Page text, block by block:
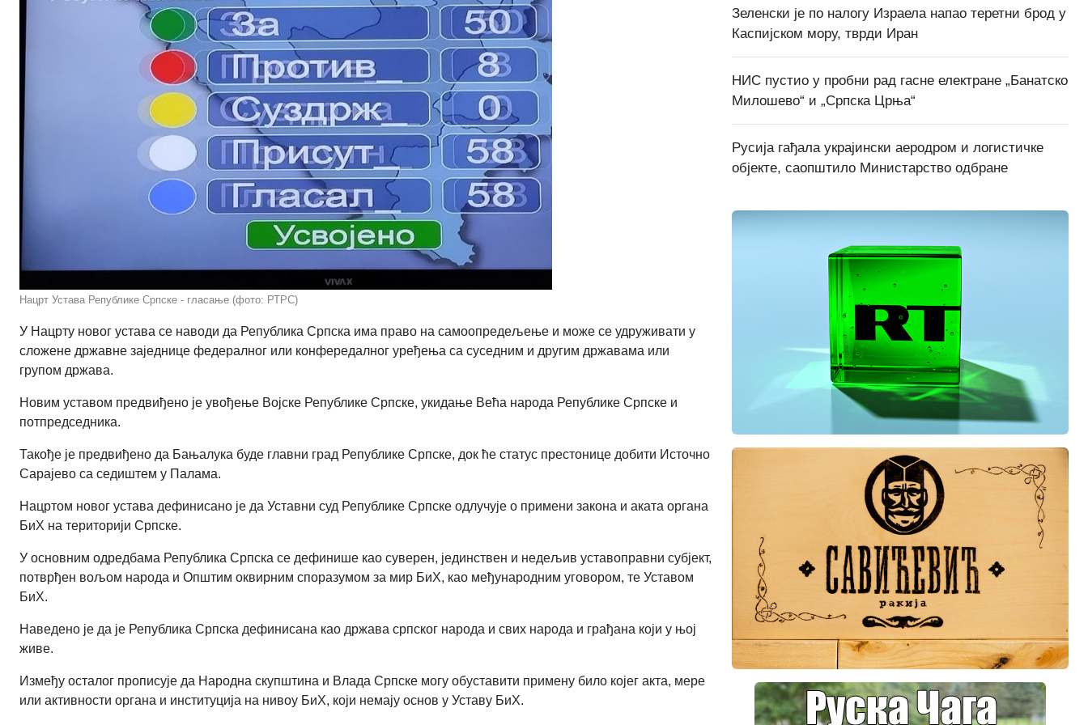
Нацрт Устава Републике Српске - гласање (фото: РТРС)
У Нацрту новог устава се наводи да Република Српска има право на самоопредељење и може се удруживати у
сложене државне заједнице федералног или конфередалног уређења са суседним и другим државама или
групом држава.
Новим уставом предвиђено је увођење Војске Републике Српске, укидање Већа народа Републике Српске и
потпредседника.
Такође је предвиђено да Бањалука буде главни град Републике Српске, док ће статус престонице добити Источно
Сарајево са седиштем у Палама.
Нацртом новог устава дефинисано је да Уставни суд Републике Српске одлучује о примени закона и аката органа
БиХ на територији Српске.
У основним одредбама Република Српска се дефинише као суверен, јединствен и недељив уставоправни субјект,
потврђен вољом народа и Општим оквирним споразумом за мир БиХ, као међународним уговором, те Уставом
БиХ.
Наведено је да је Република Српска дефинисана као држава српског народа и свих народа и грађана који у њој
живе.
Између осталог прописује да Народна скупштина и Влада Српске могу обуставити примену било којег акта, мере
или активности органа и институција на нивоу БиХ, који немају основ у Уставу БиХ.
Зеленски је по налогу Израела напао теретни брод у
Каспијском мору, тврди Иран
НИС пустио у пробни рад гасне електране „Банатско
Милошево“ и „Српска Црња“
Русија гађала украјински аеродром и логистичке
објекте, саопштило Министарство одбране